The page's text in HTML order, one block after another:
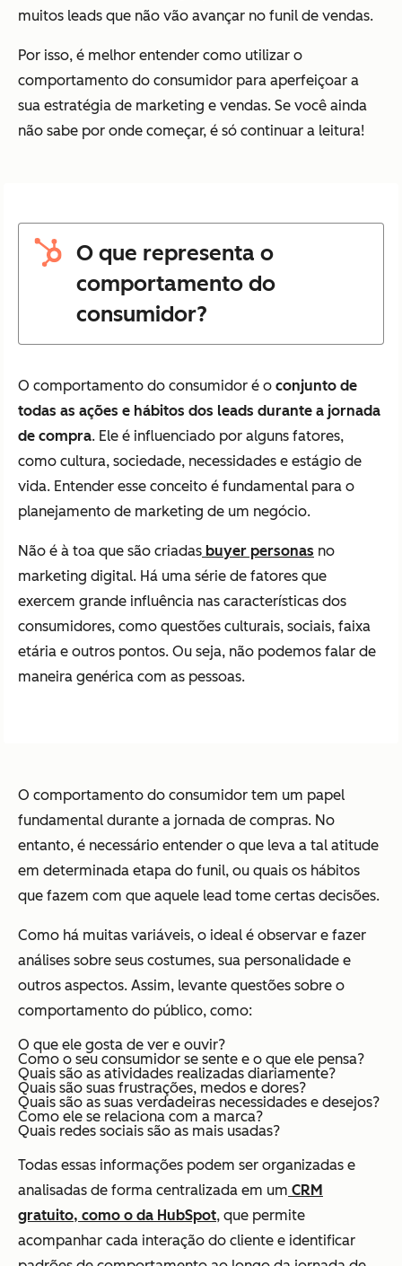
muitos leads que não vão avançar no funil de vendas.
Por isso, é melhor entender como utilizar o
comportamento do consumidor para aperfeiçoar a
sua estratégia de marketing e vendas. Se você ainda
não sabe por onde começar, é só continuar a leitura!
O que representa o
comportamento do
consumidor?
O comportamento do consumidor é o conjunto de
todas as ações e hábitos dos leads durante a jornada
de compra. Ele é influenciado por alguns fatores,
como cultura, sociedade, necessidades e estágio de
vida. Entender esse conceito é fundamental para o
planejamento de marketing de um negócio.
Não é à toa que são criadas buyer personas no
marketing digital. Há uma série de fatores que
exercem grande influência nas características dos
consumidores, como questões culturais, sociais, faixa
etária e outros pontos. Ou seja, não podemos falar de
maneira genérica com as pessoas.
O comportamento do consumidor tem um papel
fundamental durante a jornada de compras. No
entanto, é necessário entender o que leva a tal atitude
em determinada etapa do funil, ou quais os hábitos
que fazem com que aquele lead tome certas decisões.
Como há muitas variáveis, o ideal é observar e fazer
análises sobre seus costumes, sua personalidade e
outros aspectos. Assim, levante questões sobre o
comportamento do público, como:
O que ele gosta de ver e ouvir?
Como o seu consumidor se sente e o que ele pensa?
Quais são as atividades realizadas diariamente?
Quais são suas frustrações, medos e dores?
Quais são as suas verdadeiras necessidades e desejos?
Como ele se relaciona com a marca?
Quais redes sociais são as mais usadas?
Todas essas informações podem ser organizadas e
analisadas de forma centralizada em um CRM
gratuito, como o da HubSpot, que permite
acompanhar cada interação do cliente e identificar